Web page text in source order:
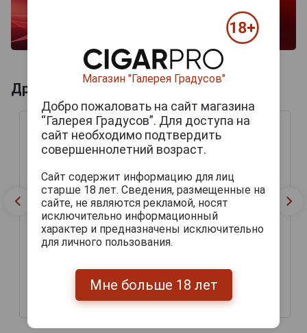
Другие продукты бренда JANNEAU
Janneau VSOP Арманьяк
подарочной упаковке
5 806 руб.
подарочной упаковке
6 590 руб.
Магазин "Галерея Градусов"
Добро пожаловать на сайт магазина
“Галерея Градусов”. Для доступа на
сайт необходимо подтвердить
совершеннолетний возраст.
Сайт содержит информацию для лиц
старше 18 лет. Сведения, размещенные на
сайте, не являются рекламой, носят
исключительно информационный
характер и предназначены исключительно
для личного пользования.
Мне больше 18 лет